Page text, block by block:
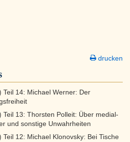
drucken
14: Michael Werner: Der
13: Thorsten Polleit: Über medial-
und sonstige Unwahrheiten
12: Michael Klonovsky: Bei Tische